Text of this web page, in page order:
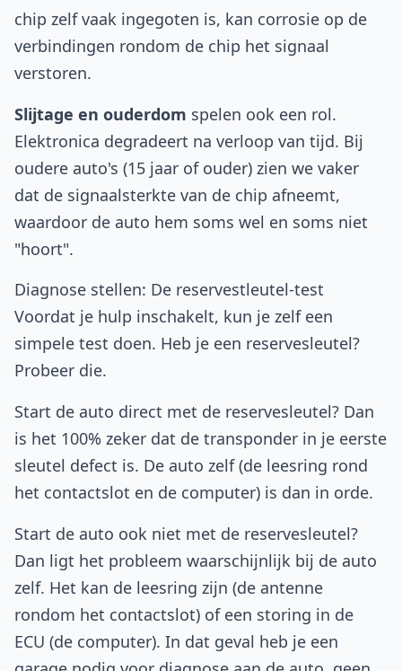
chip zelf vaak ingegoten is, kan corrosie op de
verbindingen rondom de chip het signaal
verstoren.
Slijtage en ouderdom spelen ook een rol.
Elektronica degradeert na verloop van tijd. Bij
oudere auto's (15 jaar of ouder) zien we vaker
dat de signaalsterkte van de chip afneemt,
waardoor de auto hem soms wel en soms niet
"hoort".
Diagnose stellen: De reservestleutel-test
Voordat je hulp inschakelt, kun je zelf een
simpele test doen. Heb je een reservesleutel?
Probeer die.
Start de auto direct met de reservesleutel? Dan
is het 100% zeker dat de transponder in je eerste
sleutel defect is. De auto zelf (de leesring rond
het contactslot en de computer) is dan in orde.
Start de auto ook niet met de reservesleutel?
Dan ligt het probleem waarschijnlijk bij de auto
zelf. Het kan de leesring zijn (de antenne
rondom het contactslot) of een storing in de
ECU (de computer). In dat geval heb je een